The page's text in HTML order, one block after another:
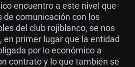
encuentro a este nivel que
comunicación con los
del club rojiblanco, se nos
en primer lugar que la entidad
por lo económico a
contrato y lo que también se